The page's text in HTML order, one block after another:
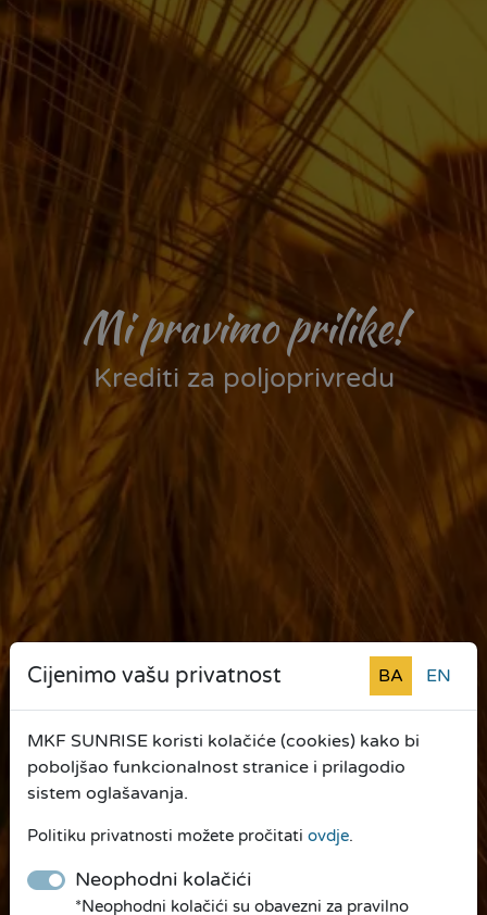
Krediti za poljoprivredu
Mi pravimo prilike!
Cijenimo vašu privatnost BA EN
MKF SUNRISE koristi kolačiće (cookies) kako bi
poboljšao funkcionalnost stranice i prilagodio
sistem oglašavanja.
Politiku privatnosti možete pročitati ovdje.
Neophodni kolačići
*Neophodni kolačići su obavezni za pravilno